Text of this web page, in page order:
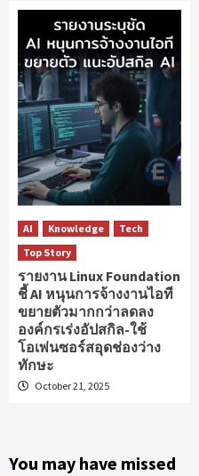
AI Knowledge
Tech
Top Story
รายงาน Linux Foundation
ชี้ AI หนุนการจ้างงานไอที
ขยายตัวมากกว่าลดลง
องค์กรเร่งอัปสกิล-ใช้
โอเพ่นซอร์สอุดช่องว่าง
ทักษะ
October 21, 2025
You may have missed